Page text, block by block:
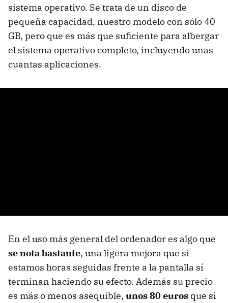
sistema operativo. Se trata de un disco de
pequeña capacidad, nuestro modelo con sólo 40
GB, pero que es más que suficiente para albergar
el sistema operativo completo, incluyendo unas
cuantas aplicaciones.
En el uso más general del ordenador es algo que
se nota bastante, una ligera mejora que si
estamos horas seguidas frente a la pantalla sí
terminan haciendo su efecto. Además su precio
es más o menos asequible, unos 80 euros que si